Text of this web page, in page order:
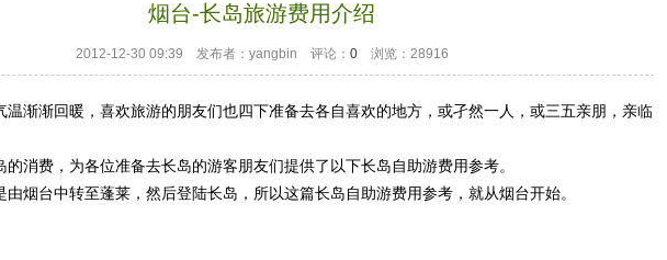
烟台-长岛旅游费用介绍
2012-12-30 09:39 发布者：yangbin 评论： 0浏览：28916
温渐渐回暖，喜欢旅游的朋友们也四下准备去各自喜欢的地方，或孑然一人，或三五亲朋，亲临
消费，为各位准备去长岛的游客朋友们提供了以下长岛自助游费用参考。
由烟台中转至蓬莱，然后登陆长岛，所以这篇长岛自助游费用参考，就从烟台开始。